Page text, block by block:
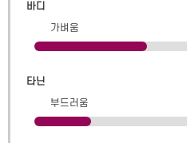
바디
가벼움
타닌
부드러움